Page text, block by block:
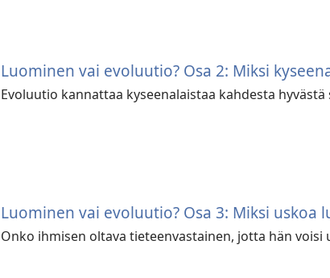
Luominen vai evoluutio? Osa 2: Miksi
Evoluutio kannattaa kyseenalaistaa kahdesta hyvästä
Luominen vai evoluutio? Osa 3: Miksi uskoa
Onko ihmisen oltava tieteenvastainen, jotta hän voisi